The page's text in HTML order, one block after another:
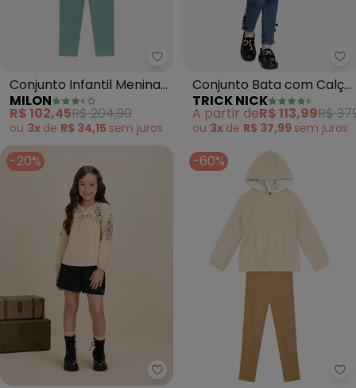
Milon - Conjunto Infantil
Conjunto Infantil Menina
Estampa (Off White)
MILON
R$ 102,45R$ 204,90
ou 3x de R$ 34,15 sem juros
Conjunto Bata com Calça
Jeans (Bege)
TRICK NICK
A partir deR$ 113,99R$
ou 3x de R$ 37,99 sem juros
-20%
Milli e Nina - Conjunto Blusa e
-60%